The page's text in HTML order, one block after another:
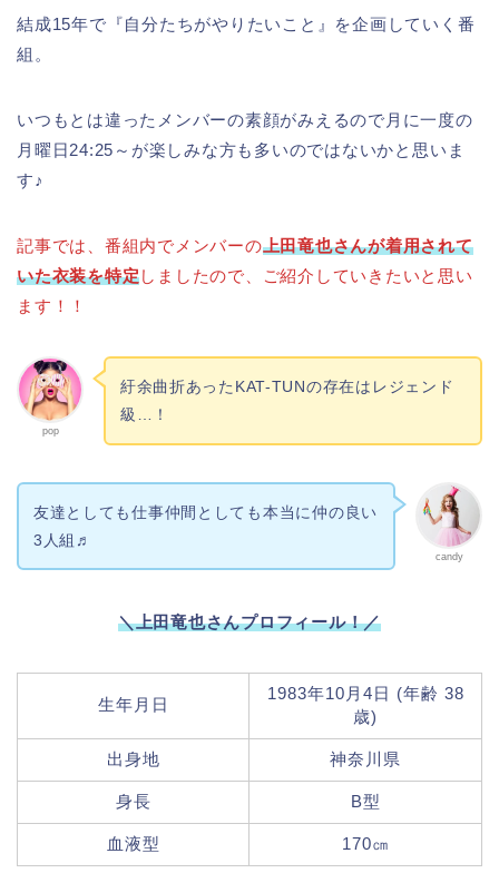
結成15年で『自分たちがやりたいこと』を企画していく番
組。
いつもとは違ったメンバーの素顔がみえるので月に一度の
月曜日24:25～が楽しみな方も多いのではないかと思いま
す♪
記事では、番組内でメンバーの上田竜也さんが着用されて
いた衣装を特定しましたので、ご紹介していきたいと思い
ます！！
pop
紆余曲折あったKAT-TUNの存在はレジェンド
級…！
candy
友達としても仕事仲間としても本当に仲の良い
3人組♬
＼上田竜也さんプロフィール！／
生年月日
1983年10月4日 (年齢 38
歳)
出身地 神奈川県
身長 B型
血液型 170㎝